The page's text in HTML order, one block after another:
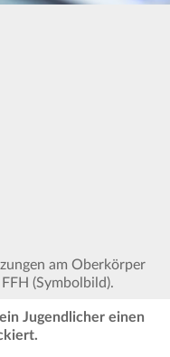
am Oberkörper
(Symbolbild).
Jugendlicher einen